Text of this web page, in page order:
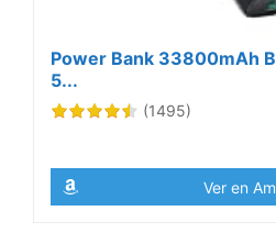
Power Bank 33800mAh
5...
(1495)
Ver en